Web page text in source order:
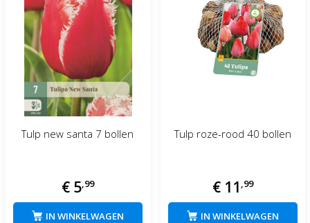
Tulp new santa 7 bollen
€ 5 99
IN WINKELWAGEN
Tulp roze-rood 40 bollen
€ 11 99
IN WINKELWAGEN